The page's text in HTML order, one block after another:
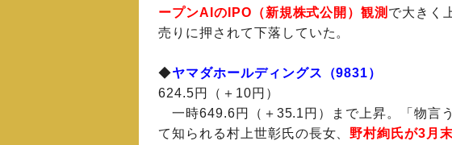
ープンAIのIPO（新規株式公開）観測 で大きく
売りに押されて下落していた。
◆ヤマダホールディングス（9831）
624.5円（＋10円）
一時649.6円（＋35.1円）まで上昇。「物言
て知られる村上世彰氏の長女、 野村絢氏が3月